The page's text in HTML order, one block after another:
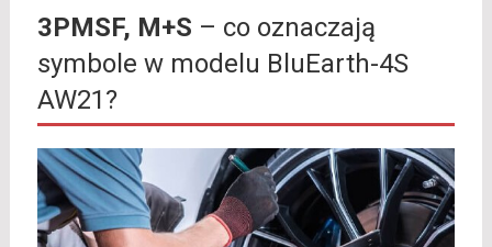
3PMSF, M+S – co oznaczają
symbole w modelu BluEarth-4S
AW21?